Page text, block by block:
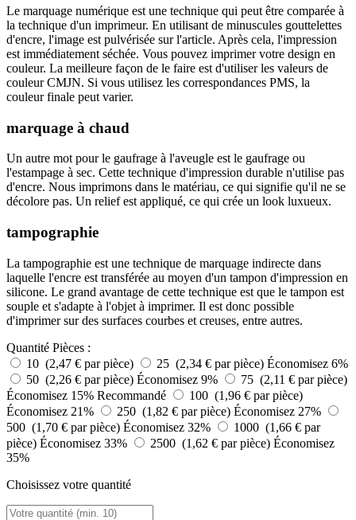
Le marquage numérique est une technique qui peut être comparée à
la technique d'un imprimeur. En utilisant de minuscules gouttelettes
d'encre, l'image est pulvérisée sur l'article. Après cela, l'impression
est immédiatement séchée. Vous pouvez imprimer votre design en
couleur. La meilleure façon de le faire est d'utiliser les valeurs de
couleur CMJN. Si vous utilisez les correspondances PMS, la
couleur finale peut varier.
marquage à chaud
Un autre mot pour le gaufrage à l'aveugle est le gaufrage ou
l'estampage à sec. Cette technique d'impression durable n'utilise pas
d'encre. Nous imprimons dans le matériau, ce qui signifie qu'il ne se
décolore pas. Un relief est appliqué, ce qui crée un look luxueux.
tampographie
La tampographie est une technique de marquage indirecte dans
laquelle l'encre est transférée au moyen d'un tampon d'impression en
silicone. Le grand avantage de cette technique est que le tampon est
souple et s'adapte à l'objet à imprimer. Il est donc possible
d'imprimer sur des surfaces courbes et creuses, entre autres.
Quantité Pièces :
10 (2,47 € par pièce)
25 (2,34 € par pièce) Économisez 6%
50 (2,26 € par pièce) Économisez 9%
75 (2,11 € par pièce)
Économisez 15% Recommandé
100 (1,96 € par pièce)
Économisez 21%
250 (1,82 € par pièce) Économisez 27%
500 (1,70 € par pièce) Économisez 32%
1000 (1,66 € par
pièce) Économisez 33% 2500 (1,62 € par pièce) Économisez
35%
Choisissez votre quantité